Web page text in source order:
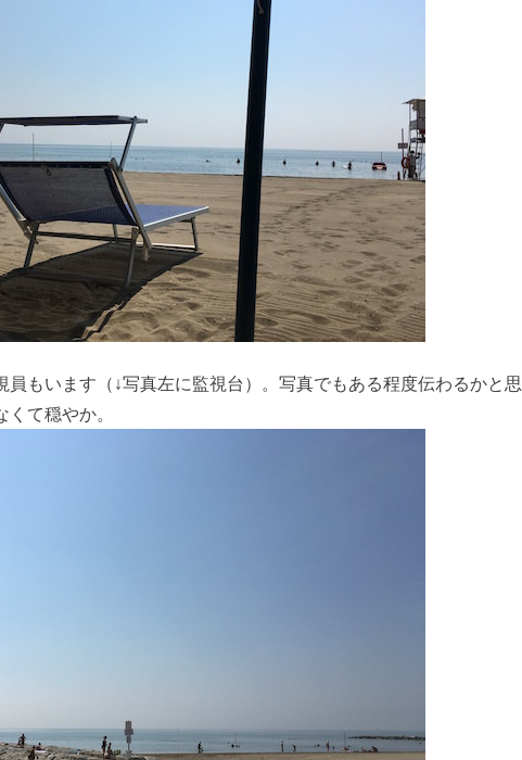
もいます（↓写真左に監視台）。写真でもある程度伝わるかと思
て穏やか。